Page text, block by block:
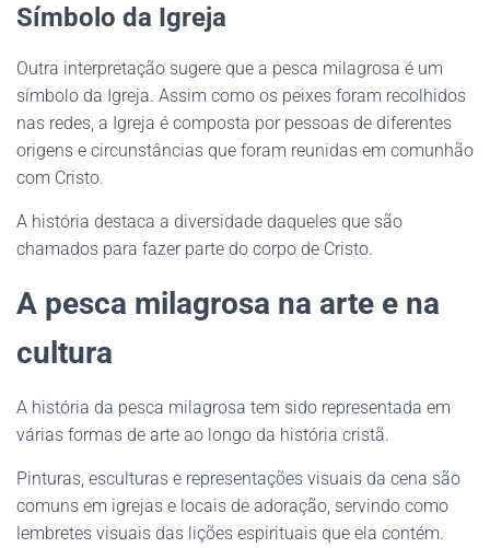
Símbolo da Igreja
Outra interpretação sugere que a pesca milagrosa é um
símbolo da Igreja. Assim como os peixes foram recolhidos
nas redes, a Igreja é composta por pessoas de diferentes
origens e circunstâncias que foram reunidas em comunhão
com Cristo.
A história destaca a diversidade daqueles que são
chamados para fazer parte do corpo de Cristo.
A pesca milagrosa na arte e na
cultura
A história da pesca milagrosa tem sido representada em
várias formas de arte ao longo da história cristã.
Pinturas, esculturas e representações visuais da cena são
comuns em igrejas e locais de adoração, servindo como
lembretes visuais das lições espirituais que ela contém.